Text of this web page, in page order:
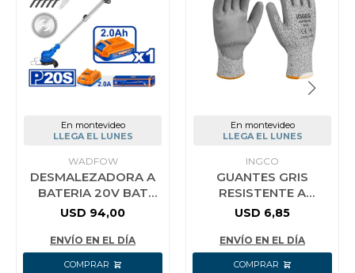
En montevideo
LLEGA EL LUNES
WADFOW
DESMALEZADORA A
BATERIA 20V BAT
2.0AH + ACCESORIOS
USD 94,00
ENVÍO EN EL DÍA
En montevideo
LLEGA EL LUNES
INGCO
GUANTES GRIS
RESISTENTE A
CORTES HGCG01-XL
USD 6,85
ENVÍO EN EL DÍA